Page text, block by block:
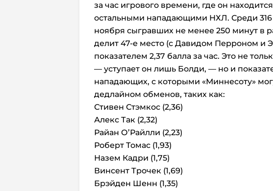
за час игрового времени, где он
остальными нападающими НХЛ. Среди 316
ноября сыгравших не менее 250 минут в
делит 47-е место (с Давидом Перроном и
показателем 2,37 балла за час. Это не
— уступает он лишь Болди, — но и
нападающих, с которыми «Миннесоту»
дедлайном обменов, таких как:
Стивен Стэмкос (2,36)
Алекс Так (2,32)
Райан О’Райлли (2,23)
Роберт Томас (1,93)
Назем Кадри (1,75)
Винсент Трочек (1,69)
Брэйден Шенн (1,35)